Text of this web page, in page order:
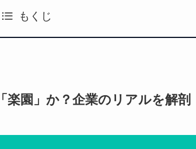
もくじ
園」か？企業のリアルを解剖